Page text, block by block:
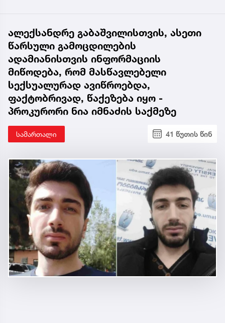
ალექსანდრე გაბაშვილისთვის, ასეთი
წარსული გამოცდილების
ადამიანისთვის ინფორმაციის
მიწოდება, რომ მასწავლებელი
სექსუალურად ავიწროებდა,
ფაქტობრივად, წაქეზება იყო -
პროკურორი ნია იმნაძის საქმეზე
სამართალი 41 წუთის წინ